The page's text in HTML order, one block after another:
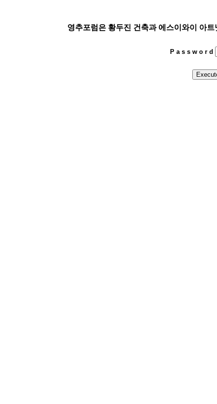
영추포럼은 황두진 건축과 에스이와이 아
P a s s w o r d